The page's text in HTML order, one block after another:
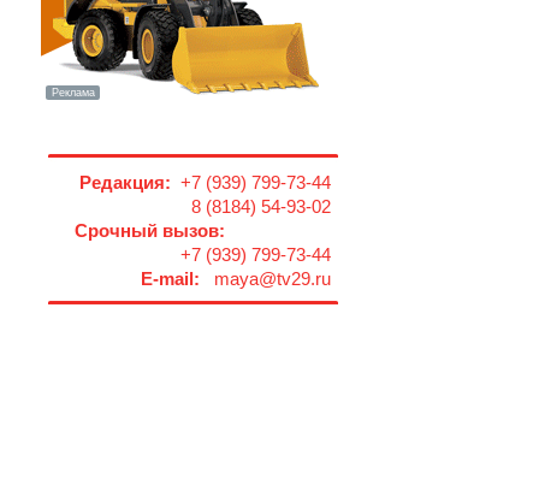
Редакция: +7 (939) 799-73-44
8 (8184) 54-93-02
Срочный вызов:
+7 (939) 799-73-44
E-mail: maya@tv29.ru